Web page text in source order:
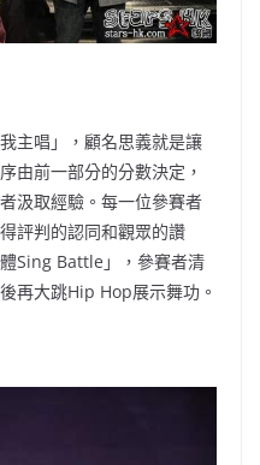
主唱」， 顧名思義就是讓
由前一部分的分數決定，
汲取經驗。每一位參賽者
評判的認同和觀眾的讚
Sing Battle」，參賽者清
再大跳Hip Hop展示舞功。